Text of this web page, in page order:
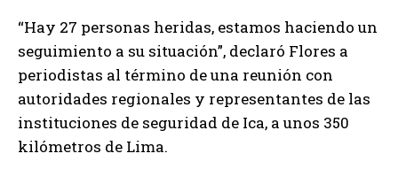
“Hay 27 personas heridas, estamos haciendo un
seguimiento a su situación”, declaró Flores a
periodistas al término de una reunión con
autoridades regionales y representantes de las
instituciones de seguridad de Ica, a unos 350
kilómetros de Lima.